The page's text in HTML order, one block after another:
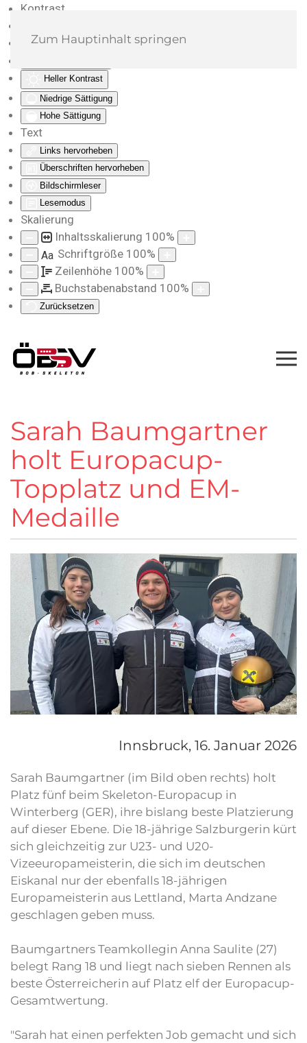
Kontrast
Monochrom
Heller Kontrast
Niedrige Sättigung
Hohe Sättigung
Text
Links hervorheben
Überschriften hervorheben
Bildschirmleser
Lesemodus
Skalierung
Inhaltsskalierung 100%
Aa Schriftgröße 100%
Zeilenhöhe 100%
Buchstabenabstand 100%
Zurücksetzen
Zum Hauptinhalt springen
Sarah Baumgartner
holt Europacup-
Topplatz und EM-
Medaille
Innsbruck, 16. Januar 2026
Sarah Baumgartner (im Bild oben rechts) holt
Platz fünf beim Skeleton-Europacup in
Winterberg (GER), ihre bislang beste Platzierung
auf dieser Ebene. Die 18-jährige Salzburgerin kürt
sich gleichzeitig zur U23- und U20-
Vizeeuropameisterin, die sich im deutschen
Eiskanal nur der ebenfalls 18-jährigen
Europameisterin aus Lettland, Marta Andzane
geschlagen geben muss.
Baumgartners Teamkollegin Anna Saulite (27)
belegt Rang 18 und liegt nach sieben Rennen als
beste Österreicherin auf Platz elf der Europacup-
Gesamtwertung.
"Sarah hat einen perfekten Job gemacht und sich